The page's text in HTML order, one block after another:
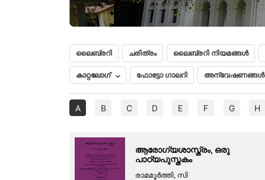
ലൈബ്രറി ചരിത്രം ലൈബ്രറി നിയമങ്ങൾ
കാറ്റലോഗ് ഫോട്ടോ ഗാലറി അന്വേഷണങ്ങൾ
A B C D E F G H
ആരോഗ്യശാസ്ത്രം, ഒരു
പാഠ്യപുസ്തകം
രാമമൂര്‍ത്തി, സി